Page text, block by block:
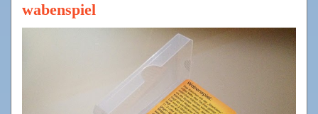
wabenspiel